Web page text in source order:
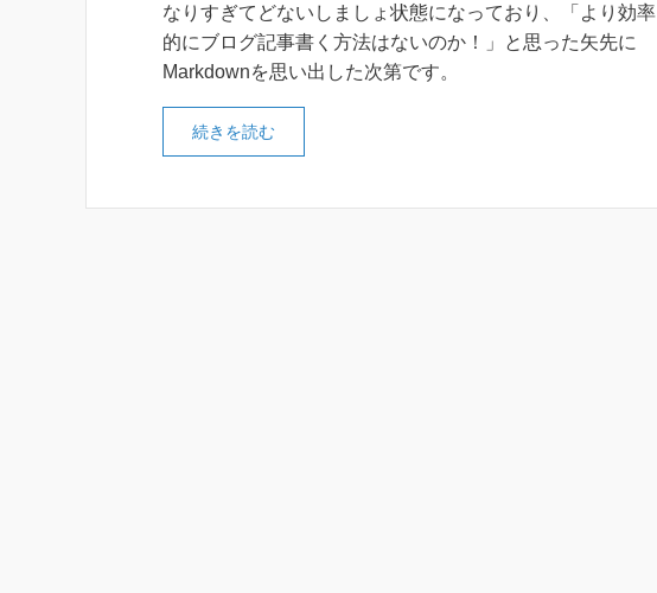
なりすぎてどないしましょ状態になっており、「より効率
的にブログ記事書く方法はないのか！」と思った矢先に
Markdownを思い出した次第です。
続きを読む